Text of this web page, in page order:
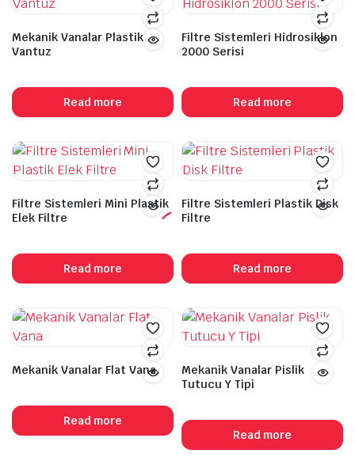
Mekanik Vanalar Plastik
Vantuz
Read more
Filtre Sistemleri Hidrosiklon
2000 Serisi
Read more
Filtre Sistemleri Mini Plastik
Elek Filtre
Read more
Filtre Sistemleri Plastik Disk
Filtre
Read more
Mekanik Vanalar Flat Vana
Read more
Mekanik Vanalar Pislik
Tutucu Y Tipi
Read more